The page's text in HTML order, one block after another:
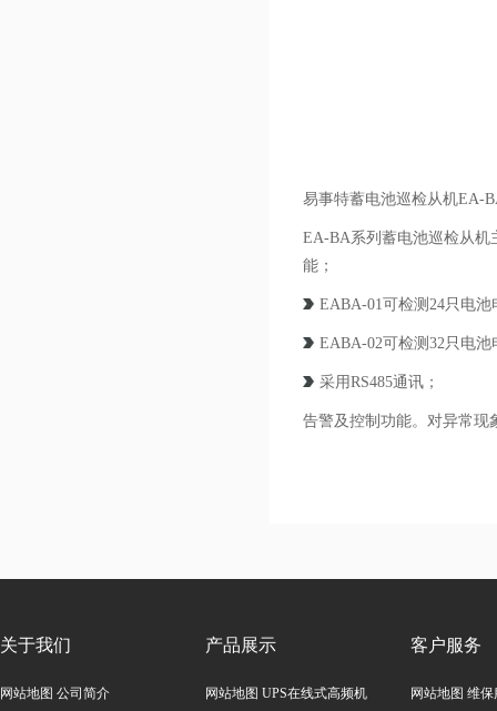
易事特蓄电池巡检从机EA-
EA-BA系列蓄电池巡检从机
能；
EABA-01可检测24只电
EABA-02可检测32只电
采用RS485通讯；
告警及控制功能。对异常现
关于我们
网站地图 公司简介
产品展示
网站地图 UPS在线式高频机
客户服务
网站地图 维保